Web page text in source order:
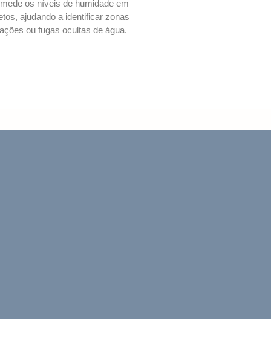
os níveis de humidade em
ajudando a identificar zonas
ou fugas ocultas de água.